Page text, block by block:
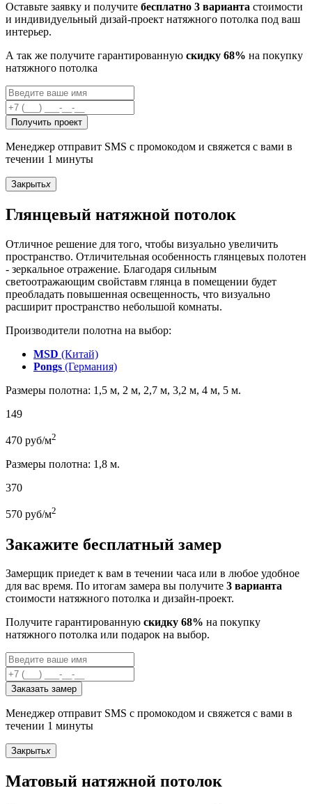
Оставьте заявку и получите бесплатно 3 варианта стоимости
и индивидуельный дизай-проект натяжного потолка под ваш
интерьер.
А так же получите гарантированную скидку 68% на покупку
натяжного потолка
Получить проект
Менеджер отправит SMS с промокодом и свяжется с вами в
течении 1 минуты
Закрытьx
Глянцевый натяжной потолок
Отличное решение для того, чтобы визуально увеличить
пространство. Отличительная особенность глянцевых полотен
- зеркальное отражение. Благодаря сильным
светоотражающим свойставм глянца в помещении будет
преобладать повышенная освещенность, что визуально
расширит пространство небольшой комнаты.
Производители полотна на выбор:
MSD (Китай)
Pongs (Германия)
Размеры полотна: 1,5 м, 2 м, 2,7 м, 3,2 м, 4 м, 5 м.
149
470 руб/м2
Размеры полотна: 1,8 м.
370
570 руб/м2
Закажите бесплатный замер
Замерщик приедет к вам в течении часа или в любое удобное
для вас время. По итогам замера вы получите 3 варианта
стоимости натяжного потолка и дизайн-проект.
Получите гарантированную скидку 68% на покупку
натяжного потолка или подарок на выбор.
Заказать замер
Менеджер отправит SMS с промокодом и свяжется с вами в
течении 1 минуты
Закрытьx
Матовый натяжной потолок